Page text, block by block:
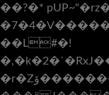
��?�*
��L#�!
�r�Zۆ�������+$�����?